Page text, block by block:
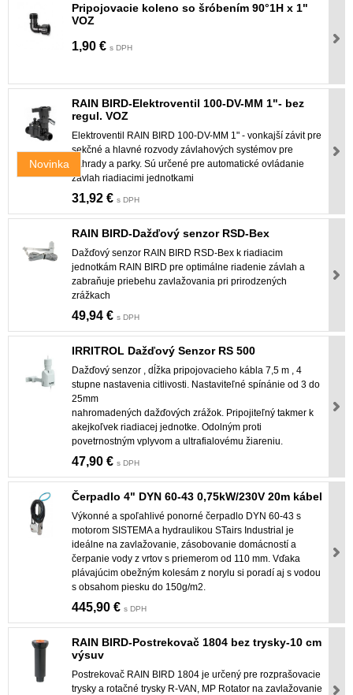
Pripojovacie koleno so šróbením 90°1H x 1"
VOZ
1,90 € s DPH
Novinka
RAIN BIRD-Elektroventil 100-DV-MM 1"- bez
regul. VOZ
Elektroventil RAIN BIRD 100-DV-MM 1" - vonkajší závit pre
sekčné a hlavné rozvody závlahových systémov pre
záhrady a parky. Sú určené pre automatické ovládanie
závlah riadiacimi jednotkami
31,92 € s DPH
RAIN BIRD-Dažďový senzor RSD-Bex
Dažďový senzor RAIN BIRD RSD-Bex k riadiacim
jednotkám RAIN BIRD pre optimálne riadenie závlah a
zabraňuje priebehu zavlažovania pri prirodzených
zrážkach
49,94 € s DPH
IRRITROL Dažďový Senzor RS 500
Dažďový senzor , dĺžka pripojovacieho kábla 7,5 m , 4
stupne nastavenia citlivosti. Nastaviteľné spínánie od 3 do
25mm
nahromadených dažďových zrážok. Pripojiteľný takmer k
akejkoľvek riadiacej jednotke. Odolným proti
povetrnostným vplyvom a ultrafialovému žiareniu.
47,90 € s DPH
Čerpadlo 4" DYN 60-43 0,75kW/230V 20m kábel
Výkonné a spoľahlivé ponorné čerpadlo DYN 60-43 s
motorom SISTEMA a hydraulikou STairs Industrial je
ideálne na zavlažovanie, zásobovanie domácností a
čerpanie vody z vrtov s priemerom od 110 mm. Vďaka
plávajúcim obežným kolesám z norylu si poradí aj s vodou
s obsahom piesku do 150g/m2.
445,90 € s DPH
RAIN BIRD-Postrekovač 1804 bez trysky-10 cm
výsuv
Postrekovač RAIN BIRD 1804 je určený pre rozprašovacie
trysky a rotačné trysky R-VAN, MP Rotator na zavlažovanie